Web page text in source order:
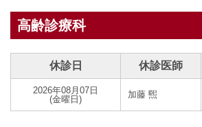
高齢診療科
休診日 休診医師
2026年08月07日
(金曜日)
加藤 煕